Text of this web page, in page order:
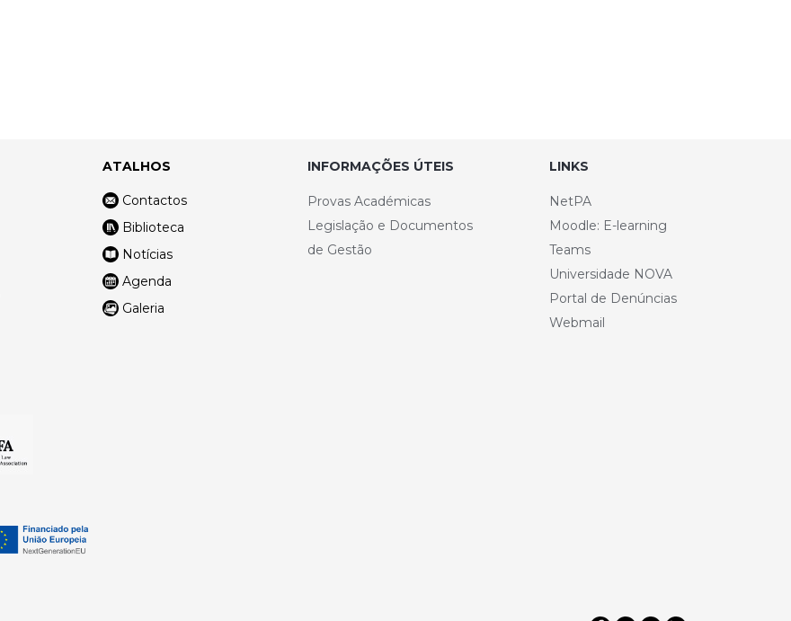
ATALHOS
Contactos
Biblioteca
Notícias
Agenda
Galeria
INFORMAÇÕES ÚTEIS
Provas Académicas
Legislação e Documentos
de Gestão
LINKS
NetPA
Moodle: E-learning
Teams
Universidade NOVA
Portal de Denúncias
Webmail